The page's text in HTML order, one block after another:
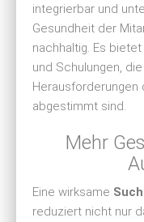
integrierbar und
Gesundheit der
nachhaltig. Es
und Schulungen,
Herausforderungen
abgestimmt sind.
Mehr
Eine wirksame
reduziert nicht nur